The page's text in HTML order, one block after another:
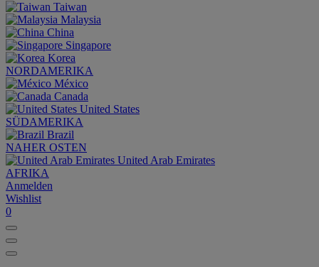
Taiwan
Malaysia
China
Singapore
Korea
NORDAMERIKA
México
Canada
United States
SÜDAMERIKA
Brazil
NAHER OSTEN
United Arab Emirates
AFRIKA
Anmelden
Wishlist
0